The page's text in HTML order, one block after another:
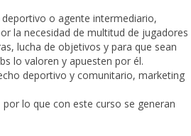
o agente intermediario,
la necesidad de multitud de jugadores
lucha de objetivos y para que sean
lo valoren y apuesten por él.
deportivo y comunitario, marketing
lo que con este curso se generan